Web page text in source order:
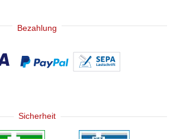
Bezahlung
Sicherheit